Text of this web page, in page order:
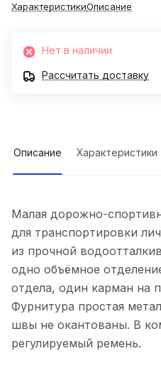
ХарактеристикиОписание
Нет в наличии
Рассчитать доставку
Описание Характеристики
Малая дорожно-
для транспортировки
из прочной
одно объёмное
отдела, один карман на
Фурнитура простая
швы не окантованы. В
регулируемый ремень.